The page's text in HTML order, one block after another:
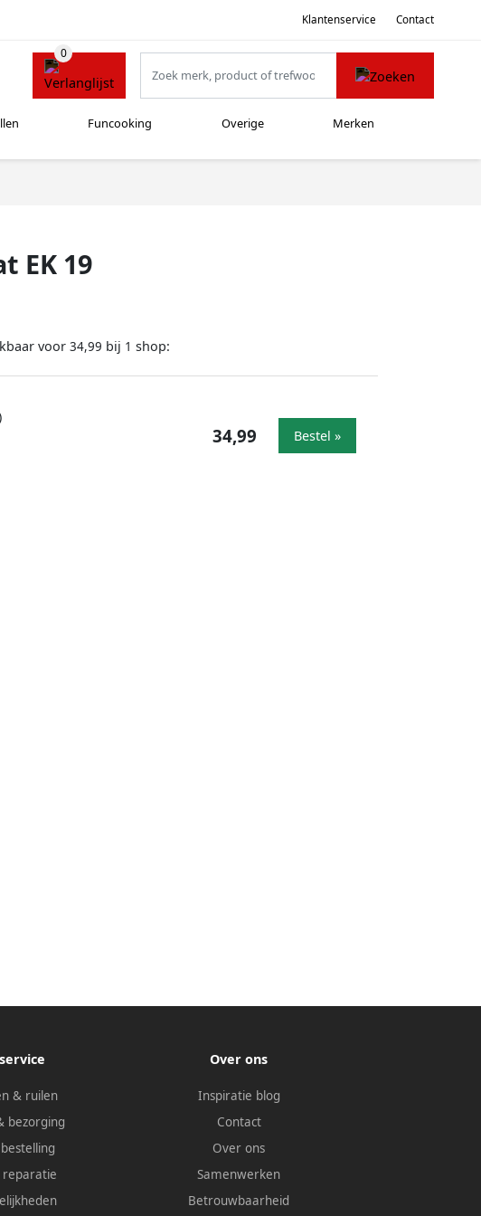
Klantenservice Contact
Funcooking Overige Merken
EK 19
voor 34,99 bij 1 shop:
34,99 Bestel »
& ruilen
bezorging
reparatie
Over ons
Inspiratie blog
Contact
Over ons
Samenwerken
Betrouwbaarheid